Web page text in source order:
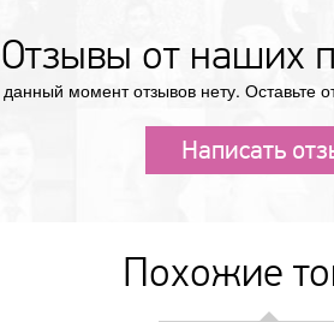
Отзывы от наших
момент отзывов нету. Оставьте
Написать
Похожие